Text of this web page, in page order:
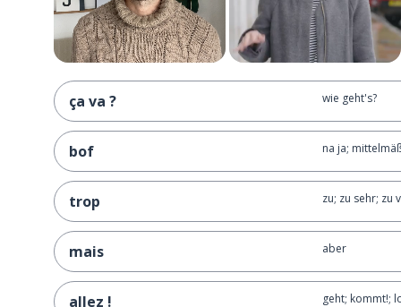
ça va ? wie geht's?
bof na ja;
trop zu; zu sehr; zu
mais aber
allez ! geht; kommt!;